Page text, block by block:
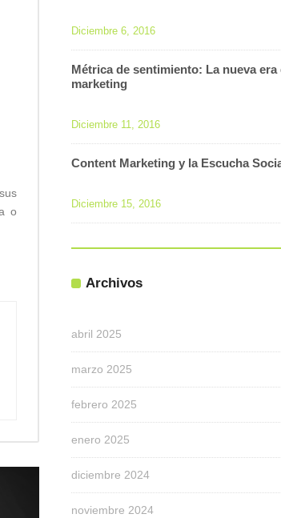
o
Diciembre 6, 2016
Métrica de sentimiento: La nueva era
marketing
Diciembre 11, 2016
Content Marketing y la Escucha
Diciembre 15, 2016
Archivos
abril 2025
marzo 2025
febrero 2025
enero 2025
diciembre 2024
noviembre 2024